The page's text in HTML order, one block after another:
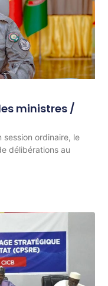
ministres /
session ordinaire, le
délibérations au